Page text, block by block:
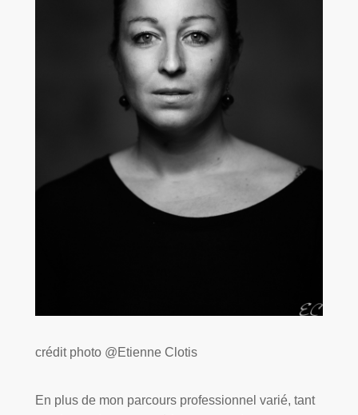
cré­dit pho­to @Etienne Clotis
En plus de mon par­cours pro­fes­sion­nel varié, tant